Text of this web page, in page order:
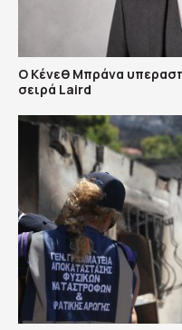
Ο Κένεθ Μπράνα
σειρά Laird